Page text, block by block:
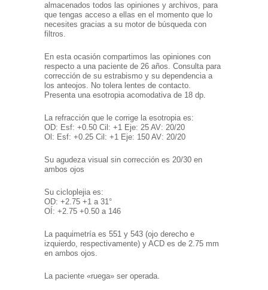
almacenados todos las opiniones y archivos, para
que tengas acceso a ellas en el momento que lo
necesites gracias a su motor de búsqueda con
filtros.
En esta ocasión compartimos las opiniones con
respecto a una paciente de 26 años. Consulta para
corrección de su estrabismo y su dependencia a
los anteojos. No tolera lentes de contacto.
Presenta una esotropia acomodativa de 18 dp.
La refracción que le corrige la esotropia es:
OD: Esf: +0.50 Cil: +1 Eje: 25 AV: 20/20
Ol: Esf: +0.25 Cil: +1 Eje: 150 AV: 20/20
Su agudeza visual sin corrección es 20/30 en
ambos ojos
Su cicloplejia es:
OD: +2.75 +1 a 31°
OÍ: +2.75 +0.50 a 146
La paquimetría es 551 y 543 (ojo derecho e
izquierdo, respectivamente) y ACD es de 2.75 mm
en ambos ojos.
La paciente «ruega» ser operada.